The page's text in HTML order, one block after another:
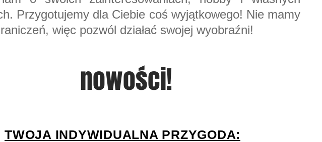
Przygotujemy dla Ciebie coś wyjątkowego! Nie mamy
więc pozwól działać swojej wyobraźni!
nowości!
TWOJA INDYWIDUALNA PRZYGODA: